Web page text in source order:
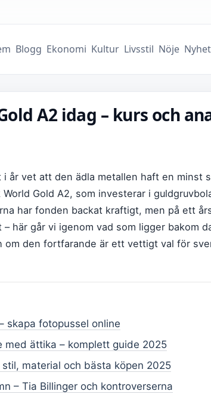
Blogg Ekonomi Kultur Livsstil Nöje
A2 idag – kurs och
år vet att den ädla metallen haft en minst
Gold A2, som investerar i
har fonden backat kraftigt, men på ett
här går vi igenom vad som ligger bakom
om den fortfarande är ett vettigt val för
skapa fotopussel online
med ättika – komplett guide 2025
material och bästa köpen 2025
– Tia Billinger och kontroverserna